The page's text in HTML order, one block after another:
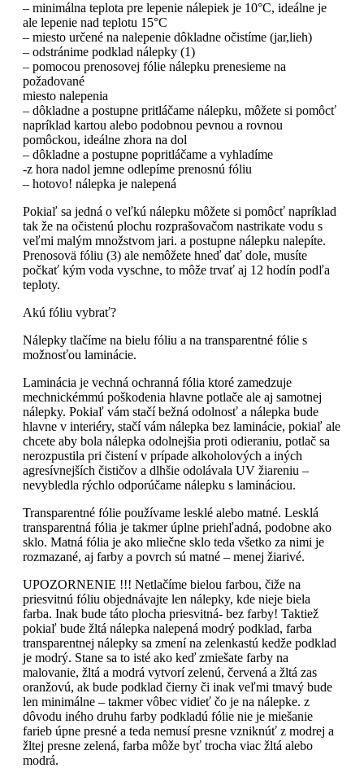
– minimálna teplota pre lepenie nálepiek je 10°C, ideálne je
ale lepenie nad teplotu 15°C
– miesto určené na nalepenie dôkladne očistíme (jar,lieh)
– odstránime podklad nálepky (1)
– pomocou prenosovej fólie nálepku prenesieme na
požadované
miesto nalepenia
– dôkladne a postupne pritláčame nálepku, môžete si pomôcť
napríklad kartou alebo podobnou pevnou a rovnou
pomôckou, ideálne zhora na dol
– dôkladne a postupne popritláčame a vyhladíme
-z hora nadol jemne odlepíme prenosnú fóliu
– hotovo! nálepka je nalepená
Pokiaľ sa jedná o veľkú nálepku môžete si pomôcť napríklad
tak že na očistenú plochu rozprašovačom nastrikate vodu s
veľmi malým množstvom jari. a postupne nálepku nalepíte.
Prenosovä fóliu (3) ale nemôžete hneď dať dole, musíte
počkať kým voda vyschne, to môže trvať aj 12 hodín podľa
teploty.
Akú fóliu vybrať?
Nálepky tlačíme na bielu fóliu a na transparentné fólie s
možnosťou laminácie.
Laminácia je vechná ochranná fólia ktoré zamedzuje
mechnickémmú poškodenia hlavne potlače ale aj samotnej
nálepky. Pokiaľ vám stačí bežná odolnosť a nálepka bude
hlavne v interiéry, stačí vám nálepka bez laminácie, pokiaľ ale
chcete aby bola nálepka odolnejšia proti odieraniu, potlač sa
nerozpustila pri čistení v prípade alkoholových a iných
agresívnejších čističov a dlhšie odolávala UV žiareniu –
nevybledla rýchlo odporúčame nálepku s lamináciou.
Transparentné fólie používame lesklé alebo matné. Lesklá
transparentná fólia je takmer úplne priehľadná, podobne ako
sklo. Matná fólia je ako mliečne sklo teda všetko za nimi je
rozmazané, aj farby a povrch sú matné – menej žiarivé.
UPOZORNENIE !!! Netlačíme bielou farbou, čiže na
priesvitnú fóliu objednávajte len nálepky, kde nieje biela
farba. Inak bude táto plocha priesvitná- bez farby! Taktiež
pokiaľ bude žltá nálepka nalepená modrý podklad, farba
transparentnej nálepky sa zmení na zelenkastú kedže podklad
je modrý. Stane sa to isté ako keď zmiešate farby na
malovanie, žltá a modrá vytvorí zelenú, červená a žltá zas
oranžovú, ak bude podklad čierny či inak veľmi tmavý bude
len minimálne – takmer vôbec vidieť čo je na nálepke. z
dôvodu iného druhu farby podkladú fólie nie je miešanie
farieb úpne presné a teda nemusí presne vzniknúť z modrej a
žltej presne zelená, farba môže byť trocha viac žltá alebo
modrá.